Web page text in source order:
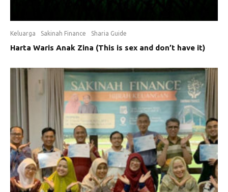
Keluarga Sakinah Finance Sharia Guide
Harta Waris Anak Zina (This is sex and don’t have it)